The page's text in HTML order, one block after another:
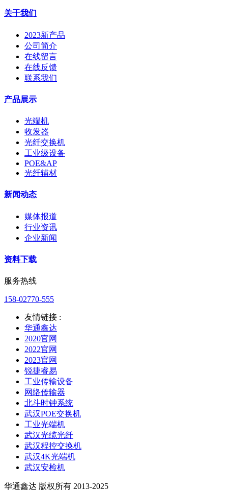
关于我们
2023新产品
公司简介
在线留言
在线反馈
联系我们
产品展示
光端机
收发器
光纤交换机
工业级设备
POE&AP
光纤辅材
新闻动态
媒体报道
行业资讯
企业新闻
资料下载
服务热线
158-02770-555
友情链接 :
华通鑫达
2020官网
2022官网
2023官网
锐捷睿易
工业传输设备
网络传输器
北斗时钟系统
武汉POE交换机
工业光端机
武汉光缆光纤
武汉程控交换机
武汉4K光端机
武汉安检机
华通鑫达 版权所有 2013-2025